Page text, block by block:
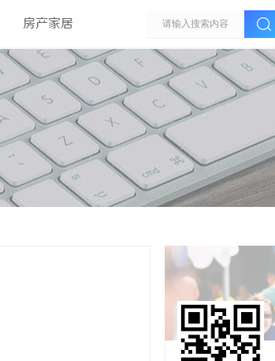
房产家居